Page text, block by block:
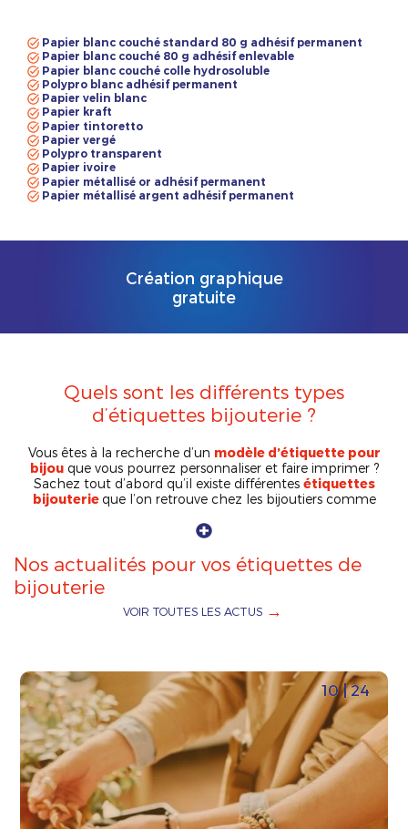
Papier blanc couché standard 80 g adhésif permanent
Papier blanc couché 80 g adhésif enlevable
Papier blanc couché colle hydrosoluble
Polypro blanc adhésif permanent
Papier velin blanc
Papier kraft
Papier tintoretto
Papier vergé
Polypro transparent
Papier ivoire
Papier métallisé or adhésif permanent
Papier métallisé argent adhésif permanent
Création graphique
gratuite
Quels sont les différents types
d’étiquettes bijouterie ?
Vous êtes à la recherche d’un modèle d’étiquette pour
bijouque vous pourrez personnaliser et faire imprimer ?
Sachez tout d’abord qu’il existe différentes étiquettes
bijouterie que l’on retrouve chez les bijoutiers comme
Nos actualités pour vos étiquettes de
bijouterie
VOIR TOUTES LES ACTUS
10 | 24